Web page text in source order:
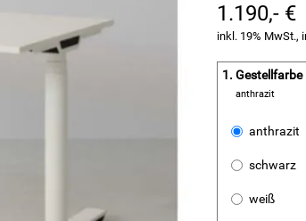
1.190,- €
inkl. 19% MwSt.,
1. Gestellfarbe
anthrazit
anthrazit
schwarz
weiß